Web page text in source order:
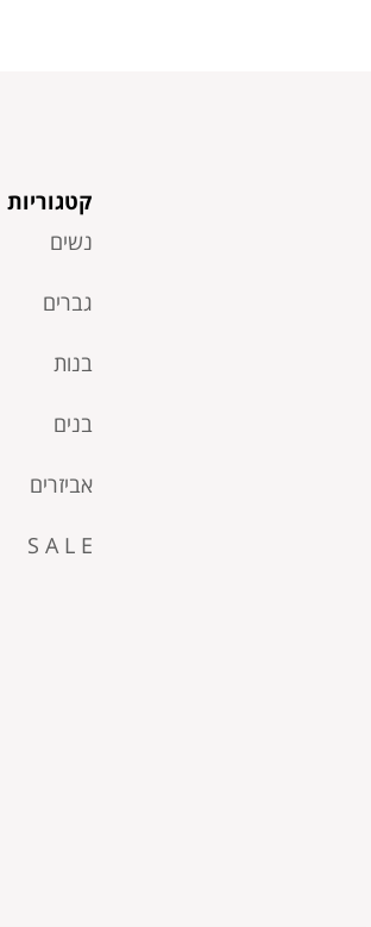
קטגוריות
נשים
גברים
בנות
בנים
אביזרים
S A L E